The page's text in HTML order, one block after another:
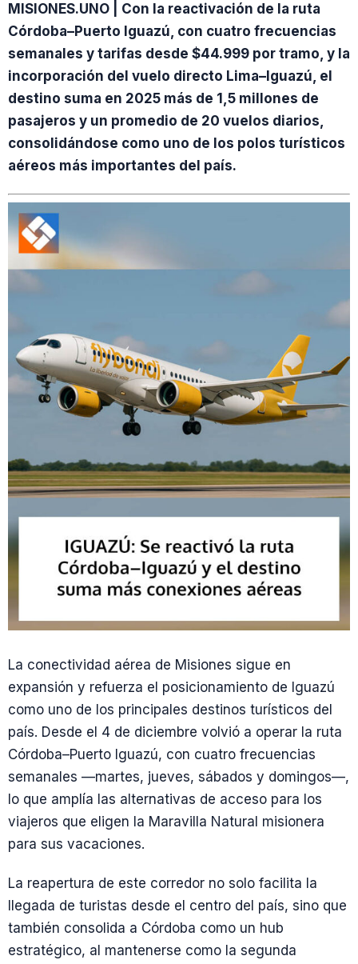
MISIONES.UNO | Con la reactivación de la ruta
Córdoba–Puerto Iguazú, con cuatro frecuencias
semanales y tarifas desde $44.999 por tramo, y la
incorporación del vuelo directo Lima–Iguazú, el
destino suma en 2025 más de 1,5 millones de
pasajeros y un promedio de 20 vuelos diarios,
consolidándose como uno de los polos turísticos
aéreos más importantes del país.
La conectividad aérea de Misiones sigue en
expansión y refuerza el posicionamiento de Iguazú
como uno de los principales destinos turísticos del
país. Desde el 4 de diciembre volvió a operar la ruta
Córdoba–Puerto Iguazú, con cuatro frecuencias
semanales —martes, jueves, sábados y domingos—,
lo que amplía las alternativas de acceso para los
viajeros que eligen la Maravilla Natural misionera
para sus vacaciones.
La reapertura de este corredor no solo facilita la
llegada de turistas desde el centro del país, sino que
también consolida a Córdoba como un hub
estratégico, al mantenerse como la segunda